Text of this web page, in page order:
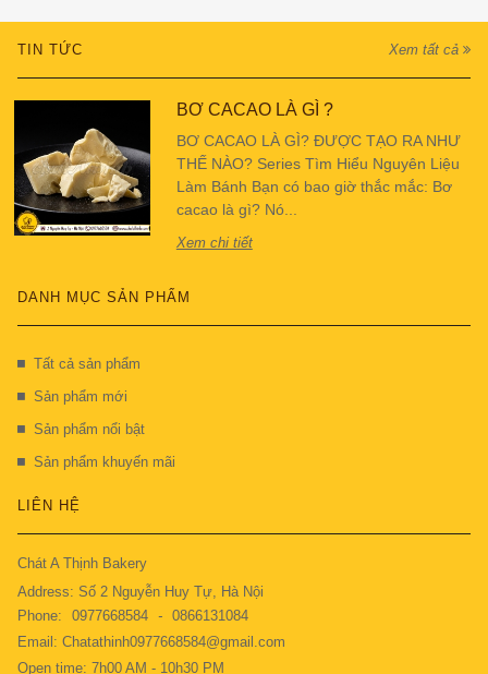
TIN TỨC Xem tất cả
BƠ CACAO LÀ GÌ ?
BƠ CACAO LÀ GÌ? ĐƯỢC TẠO RA NHƯ
THẾ NÀO? Series Tìm Hiểu Nguyên Liệu
Làm Bánh Bạn có bao giờ thắc mắc: Bơ
cacao là gì? Nó...
Xem chi tiết
DANH MỤC SẢN PHẨM
Tất cả sản phẩm
Sản phẩm mới
Sản phẩm nổi bật
Sản phẩm khuyến mãi
LIÊN HỆ
Chát A Thịnh Bakery
Address: Số 2 Nguyễn Huy Tự, Hà Nội
Phone:
0977668584 -
0866131084
Email: Chatathinh0977668584@gmail.com
Open time: 7h00 AM - 10h30 PM